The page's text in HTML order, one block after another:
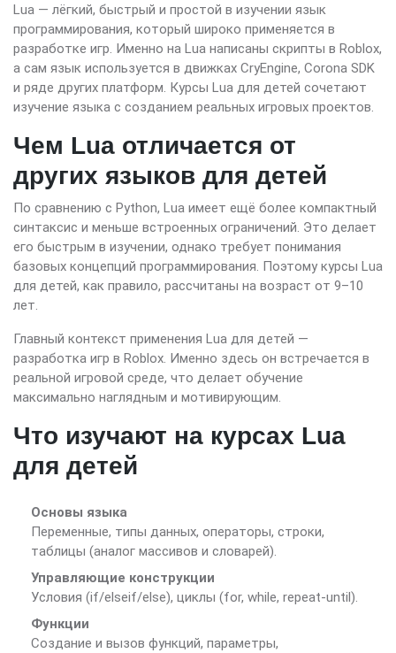
Lua — лёгкий, быстрый и простой в изучении язык
программирования, который широко применяется в
разработке игр. Именно на Lua написаны скрипты в Roblox,
а сам язык используется в движках CryEngine, Corona SDK
и ряде других платформ. Курсы Lua для детей сочетают
изучение языка с созданием реальных игровых проектов.
Чем Lua отличается от
других языков для детей
По сравнению с Python, Lua имеет ещё более компактный
синтаксис и меньше встроенных ограничений. Это делает
его быстрым в изучении, однако требует понимания
базовых концепций программирования. Поэтому курсы Lua
для детей, как правило, рассчитаны на возраст от 9–10
лет.
Главный контекст применения Lua для детей —
разработка игр в Roblox. Именно здесь он встречается в
реальной игровой среде, что делает обучение
максимально наглядным и мотивирующим.
Что изучают на курсах Lua
для детей
Основы языка
Переменные, типы данных, операторы, строки,
таблицы (аналог массивов и словарей).
Управляющие конструкции
Условия (if/elseif/else), циклы (for, while, repeat-until).
Функции
Создание и вызов функций, параметры,